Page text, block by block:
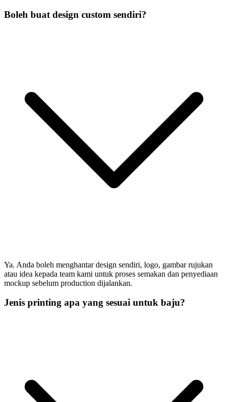
Boleh buat design custom sendiri?
Ya. Anda boleh menghantar design sendiri, logo, gambar rujukan
atau idea kepada team kami untuk proses semakan dan penyediaan
mockup sebelum production dijalankan.
Jenis printing apa yang sesuai untuk baju?